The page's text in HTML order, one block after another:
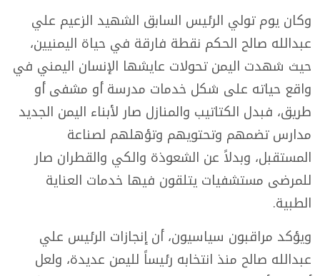
وكان يوم تولي الرئيس السابق الشهيد الزعيم علي
عبدالله صالح الحكم نقطة فارقة في حياة اليمنيين،
حيث شهدت اليمن تحولات عايشها الإنسان اليمني في
واقع حياته على شكل خدمات مدرسة أو مشفى أو
طريق، فبدل الكتاتيب والمنازل صار لأبناء اليمن الجديد
مدارس تضمهم وتحتويهم وتؤهلهم لصناعة
المستقبل، وبدلاً عن الشعوذة والكي والقطران صار
للمرضى مستشفيات يتلقون فيها خدمات العناية
الطبية.
ويؤكد مراقبون سياسيون، أن إنجازات الرئيس علي
عبدالله صالح منذ انتخابه رئيساً لليمن عديدة، ولعل